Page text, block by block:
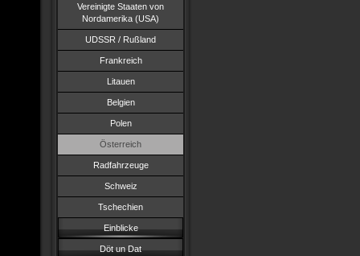
Vereinigte Staaten von
Nordamerika (USA)
UDSSR / Rußland
Frankreich
Litauen
Belgien
Polen
Österreich
Radfahrzeuge
Schweiz
Tschechien
Einblicke
Döt un Dat